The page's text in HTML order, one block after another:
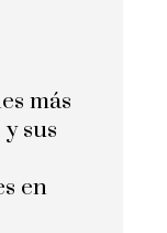
más
sus
en